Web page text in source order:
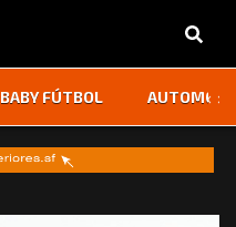
BABY FÚTBOL ‹ ›